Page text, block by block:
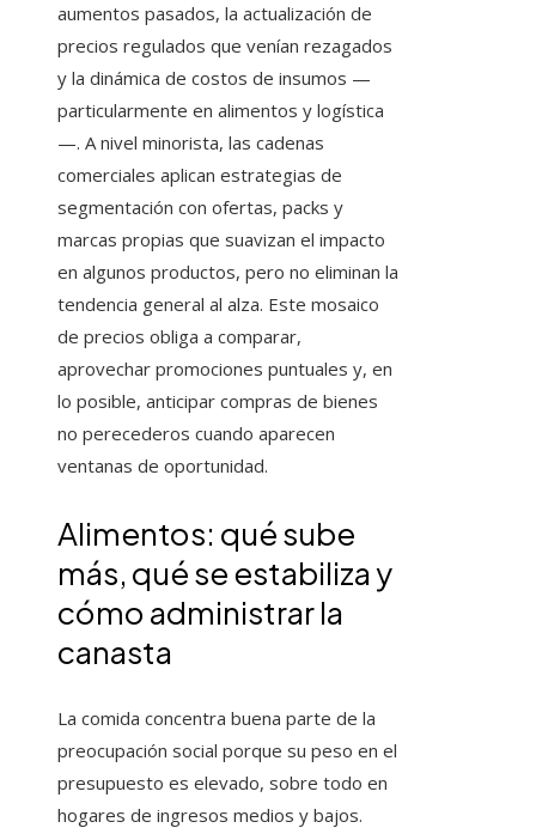
aumentos pasados, la actualización de
precios regulados que venían rezagados
y la dinámica de costos de insumos —
particularmente en alimentos y logística
—. A nivel minorista, las cadenas
comerciales aplican estrategias de
segmentación con ofertas, packs y
marcas propias que suavizan el impacto
en algunos productos, pero no eliminan la
tendencia general al alza. Este mosaico
de precios obliga a comparar,
aprovechar promociones puntuales y, en
lo posible, anticipar compras de bienes
no perecederos cuando aparecen
ventanas de oportunidad.
Alimentos: qué sube
más, qué se estabiliza y
cómo administrar la
canasta
La comida concentra buena parte de la
preocupación social porque su peso en el
presupuesto es elevado, sobre todo en
hogares de ingresos medios y bajos.